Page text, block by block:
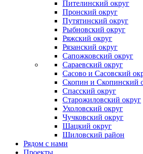
Пителинский округ
Пронский округ
Путятинский округ
Рыбновский округ
Ряжский округ
Рязанский округ
Сапожковский округ
Сараевский округ
Сасово и Сасовский
Скопин и Скопинский
Спасский округ
Старожиловский округ
Ухоловский округ
Чучковский округ
Шацкий округ
Шиловский район
Рядом с нами
Проекты